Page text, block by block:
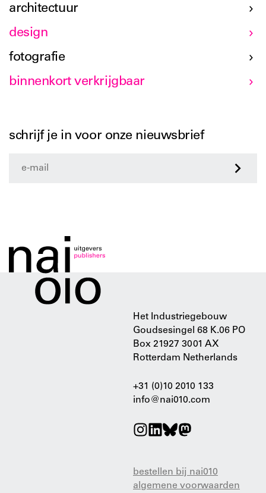
architectuur
design
fotografie
binnenkort verkrijgbaar
schrijf je in voor onze nieuwsbrief
Het Industriegebouw
Goudsesingel 68 K.06 PO
Box 21927 3001 AX
Rotterdam Netherlands
+31 (0)10 2010 133
info@nai010.com
bestellen bij nai010
algemene voorwaarden